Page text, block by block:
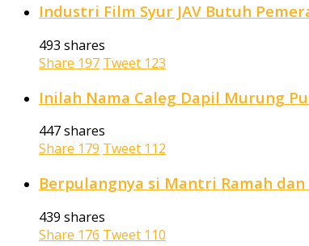
Industri Film Syur JAV Butuh
493 shares
Share 197 Tweet 123
Inilah Nama Caleg Dapil Murung
447 shares
Share 179 Tweet 112
Berpulangnya si Mantri Ramah
439 shares
Share 176 Tweet 110